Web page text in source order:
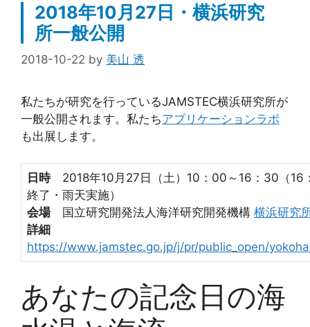
2018年10月27日・横浜研究
所一般公開
2018-10-22 by 美山 透
私たちが研究を行っているJAMSTEC横浜研究所が
一般公開されます。私たちアプリケーションラボ
も出展します。
日時 2018年10月27日（土）10：00～16：30（16
終了・雨天実施）
会場国立研究開発法人海洋研究開発機構 横浜研究
詳細
https://www.jamstec.go.jp/j/pr/public_open/
あなたの記念日の海